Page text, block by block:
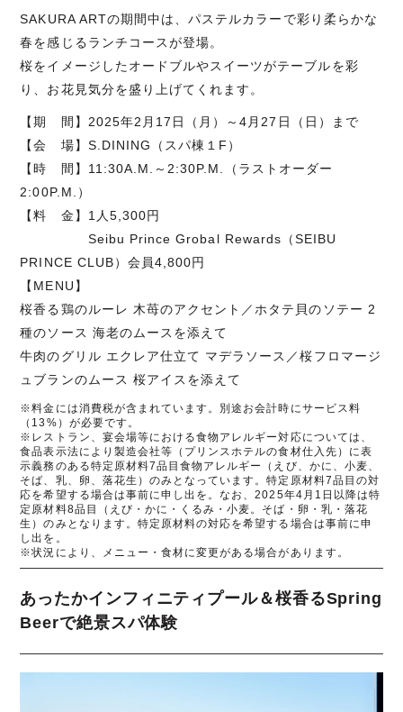
SAKURA ARTの期間中は、パステルカラーで彩り柔らかな
春を感じるランチコースが登場。
桜をイメージしたオードブルやスイーツがテーブルを彩
り、お花見気分を盛り上げてくれます。
【期 間】2025年2月17日（月）～4月27日（日）まで
【会 場】S.DINING（スパ棟１F）
【時 間】11:30A.M.～2:30P.M.（ラストオーダー
2:00P.M.）
【料 金】1人5,300円
Seibu Prince Grobal Rewards（SEIBU
PRINCE CLUB）会員4,800円
【MENU】
桜香る鶏のルーレ 木苺のアクセント／ホタテ貝のソテー 2
種のソース 海老のムースを添えて
牛肉のグリル エクレア仕立て マデラソース／桜フロマージ
ュブランのムース 桜アイスを添えて
※料金には消費税が含まれています。別途お会計時にサービス料
（13%）が必要です。
※レストラン、宴会場等における食物アレルギー対応については、
食品表示法により製造会社等（プリンスホテルの食材仕入先）に表
示義務のある特定原材料7品目食物アレルギー（えび、かに、小麦、
そば、乳、卵、落花生）のみとなっています。特定原材料7品目の対
応を希望する場合は事前に申し出を。なお、2025年4月1日以降は特
定原材料8品目（えび・かに・くるみ・小麦。そば・卵・乳・落花
生）のみとなります。特定原材料の対応を希望する場合は事前に申
し出を。
※状況により、メニュー・食材に変更がある場合があります。
あったかインフィニティプール＆桜香るSpring
Beerで絶景スパ体験